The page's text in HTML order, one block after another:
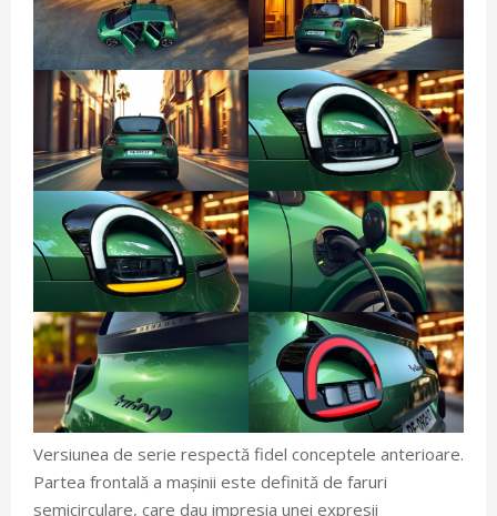
Versiunea de serie respectă fidel conceptele anterioare.
Partea frontală a mașinii este definită de faruri
semicirculare, care dau impresia unei expresii